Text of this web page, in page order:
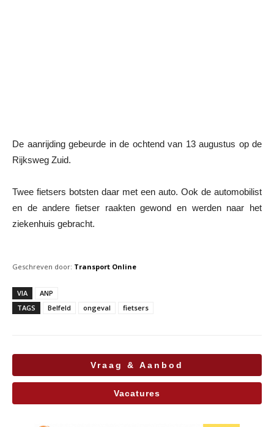
De aanrijding gebeurde in de ochtend van 13 augustus op de
Rijksweg Zuid.
Twee fietsers botsten daar met een auto. Ook de automobilist
en de andere fietser raakten gewond en werden naar het
ziekenhuis gebracht.
Geschreven door: Transport Online
VIA
ANP
TAGS
Belfeld ongeval fietsers
Vraag & Aanbod
Vacatures